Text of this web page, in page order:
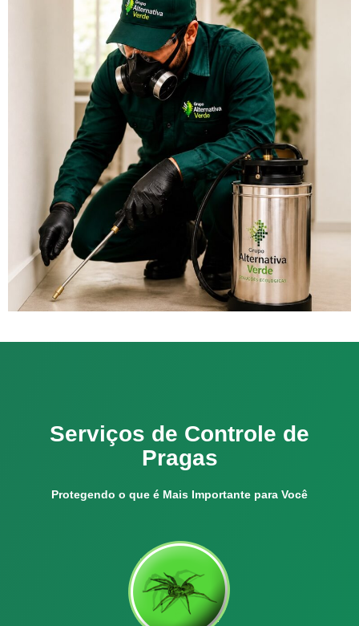
Serviços de Controle de
Pragas
Protegendo o que é Mais Importante para Você